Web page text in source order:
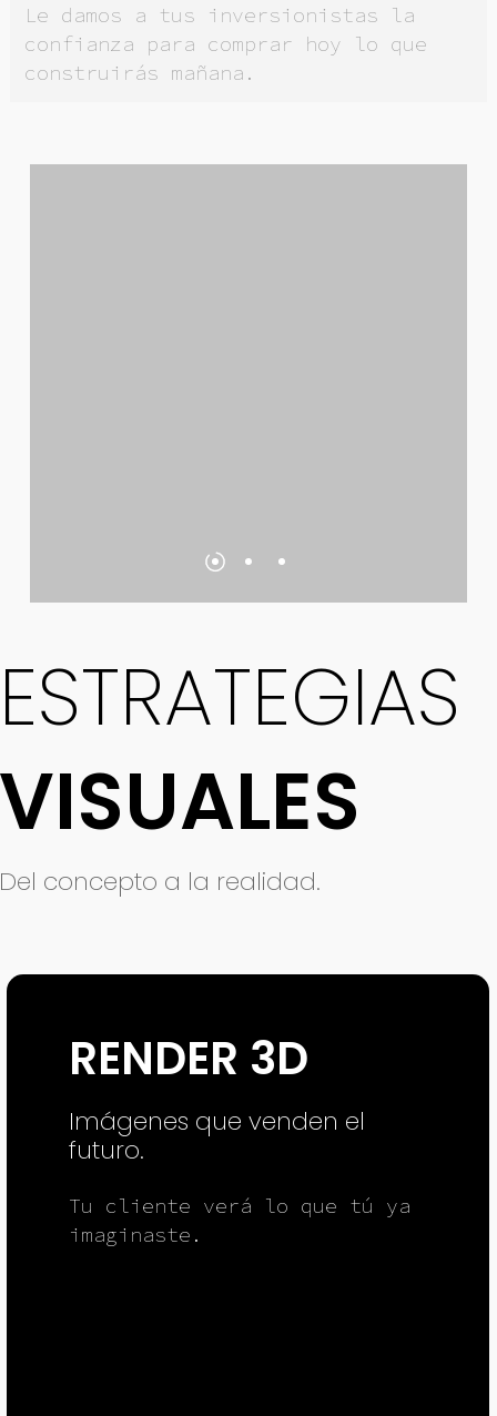
Le damos a tus inversionistas la
confianza para comprar hoy lo que
construirás mañana.
concepto a la realidad.
RENDER 3D
Imágenes que venden el
futuro.
Tu cliente verá lo que tú ya
imaginaste.